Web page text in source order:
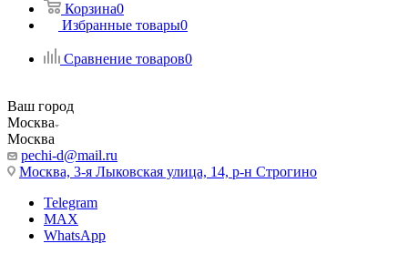
Корзина0
Избранные товары0
Сравнение товаров0
Ваш город
Москва
Москва
pechi-d@mail.ru
Москва, 3-я Лыковская улица, 14, р-н Строгино
Telegram
MAX
WhatsApp